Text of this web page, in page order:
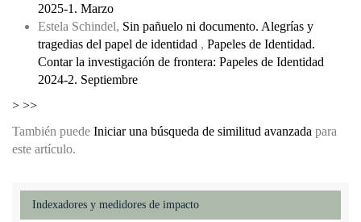
2025-1. Marzo
Estela Schindel, Sin pañuelo ni documento. Alegrías y
tragedias del papel de identidad , Papeles de Identidad.
Contar la investigación de frontera: Papeles de Identidad
2024-2. Septiembre
> >>
También puede Iniciar una búsqueda de similitud avanzada para
este artículo.
Indexadores y medidores de impacto